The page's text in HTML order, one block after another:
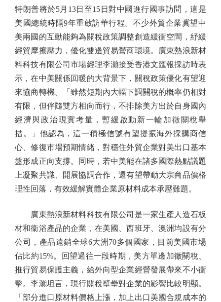
特朗普將於5月13日至15日對中國進行國事訪問，這是
美國總統時隔9年重啟訪華行程。不少外貿企業冀望中
美兩國的互動能夠為關稅政策調整創造緩衝空間，紓緩
經貿摩擦壓力，優化雙邊貿易營商環境。廣東熱浪新材
料科技有限公司市場經理李灝接受香港文匯報採訪時表
示，在中美關係回暖的大背景下，關稅政策優化有望迎
來協商轉機。「雖然短期內大幅下調關稅的概率仍相對
有限，但伴隨雙方相向而行，不排除美方出於自身國內
經濟與政治現實考量，暫緩啟動新一輪加徵關稅舉
措。」他認為，這一積極信號有望提振海外採購商信
心、修復市場預期情緒，對穩住外貿企業對美出口基本
盤形成正向支撐。同時，若中美能在諸多國際熱點議題
上凝聚共識、開展協調合作，還有望帶動大宗商品價格
理性回落，有效緩解實體企業原材料成本承壓難題。
廣東熱浪新材料科技有限公司是一家生產人造石板
材和衞浴產品的企業，在美國、西班牙、澳洲均設有分
公司，產品遠銷全球6大洲70多個國家，目前美國市場
佔比約15%。回望過往一段時期，美方單邊加徵關稅、
推行貿易保護主義，給外向型企業經營發展帶來不小衝
擊。李灝坦言，現行關稅壁壘對企業的影響比較明顯。
「部分進口原材料價格上漲，加上出口美國合規成本的